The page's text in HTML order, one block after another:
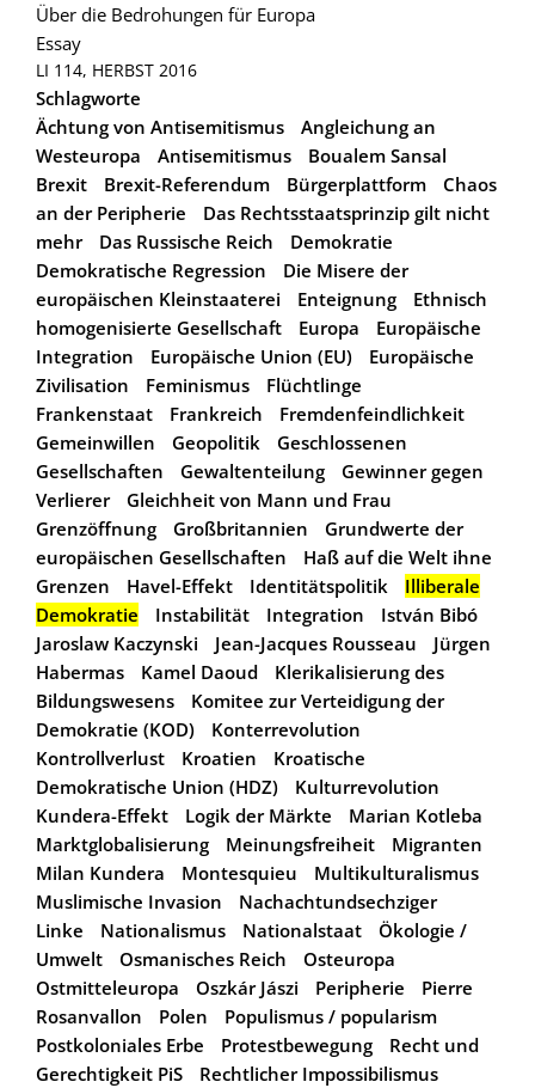
Über die Bedrohungen für Europa
Essay
LI 114, HERBST 2016
Schlagworte
Ächtung von Antisemitismus
Angleichung an
Westeuropa
Antisemitismus
Boualem Sansal
Brexit
Brexit-Referendum Bürgerplattform
Chaos
an der Peripherie
Das Rechtsstaatsprinzip gilt nicht
mehr
Das Russische Reich
Demokratie
Demokratische Regression
Die Misere der
europäischen Kleinstaaterei
Enteignung
Ethnisch
homogenisierte Gesellschaft
Europa
Europäische
Integration
Europäische Union (EU)
Europäische
Zivilisation
Feminismus
Flüchtlinge
Frankenstaat
Frankreich
Fremdenfeindlichkeit
Gemeinwillen
Geopolitik
Geschlossenen
Gesellschaften
Gewaltenteilung
Gewinner gegen
Verlierer
Gleichheit von Mann und Frau
Grenzöffnung
Großbritannien
Grundwerte der
europäischen Gesellschaften
Haß auf die Welt ihne
Grenzen
Havel-Effekt Identitätspolitik
Illiberale
Demokratie
Instabilität Integration
István Bibó
Jaroslaw Kaczynski
Jean-Jacques Rousseau
Jürgen
Habermas
Kamel Daoud
Klerikalisierung des
Bildungswesens
Komitee zur Verteidigung der
Demokratie (KOD)
Konterrevolution
Kontrollverlust
Kroatien
Kroatische
Demokratische Union (HDZ)
Kulturrevolution
Kundera-Effekt
Logik der Märkte
Marian Kotleba
Marktglobalisierung
Meinungsfreiheit
Migranten
Milan Kundera
Montesquieu
Multikulturalismus
Muslimische Invasion
Nachachtundsechziger
Linke
Nationalismus Nationalstaat
Ökologie /
Umwelt
Osmanisches Reich
Osteuropa
Ostmitteleuropa
Oszkár Jászi Peripherie
Pierre
Rosanvallon
Polen
Populismus / popularism
Postkoloniales Erbe
Protestbewegung
Recht und
Gerechtigkeit PiS
Rechtlicher Impossibilismus